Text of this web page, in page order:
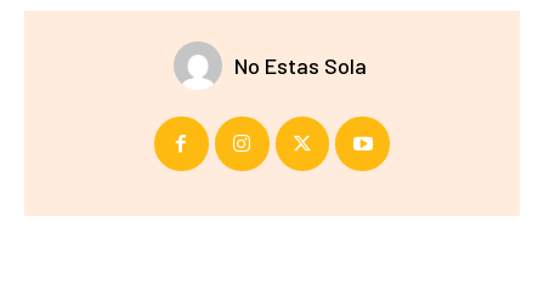
No Estas Sola